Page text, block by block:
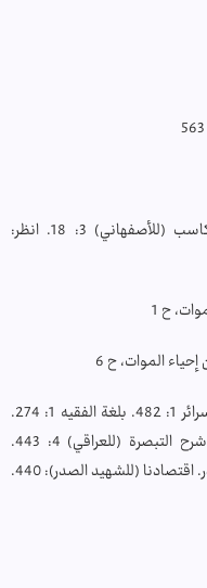
جواهر الكلام 38: 7- 8. حاشية المكاسب (للأصفهاني) 3: 18. انظر:
المبسوط 2: 29. المهذب 2: 32- 33. السرائر 1: 482. بلغة الفقيه 1: 274.
حاشية المكاسب (للأصفهاني) 3: 19- 20. شرح التبصرة (للعراقي) 4: 443.
المنهاج (للحكيم) 2: 184، تعليقة الشهيد الصدر. اقتصادنا (للشهيد الصدر): 440.